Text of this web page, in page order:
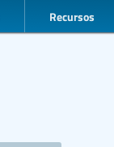
Recursos